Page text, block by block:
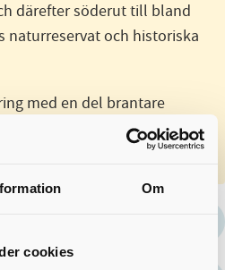
Om
cookies
därefter söderut till bland
naturreservat och historiska
med en del brantare
genom hagmarker och några